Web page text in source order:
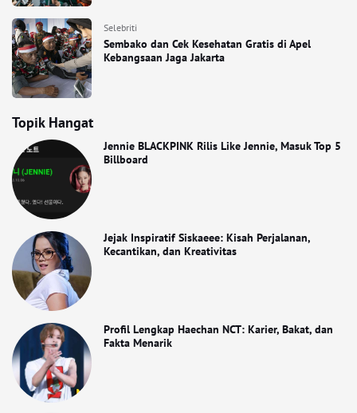
Selebriti
Sembako dan Cek Kesehatan Gratis di Apel
Kebangsaan Jaga Jakarta
Topik Hangat
Jennie BLACKPINK Rilis Like Jennie, Masuk Top 5
Billboard
Jejak Inspiratif Siskaeee: Kisah Perjalanan,
Kecantikan, dan Kreativitas
Profil Lengkap Haechan NCT: Karier, Bakat, dan
Fakta Menarik